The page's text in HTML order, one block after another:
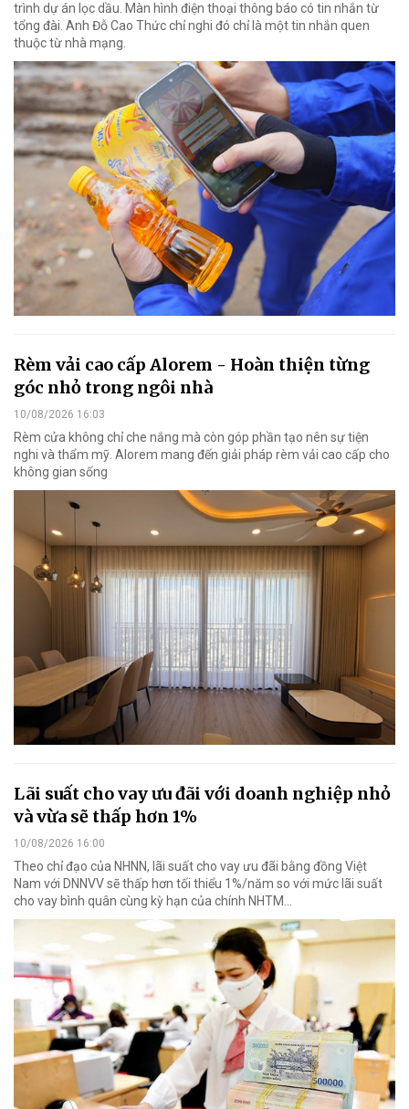
trình dự án lọc dầu. Màn hình điện thoại thông báo có tin nhắn từ
tổng đài. Anh Đỗ Cao Thức chỉ nghi đó chỉ là một tin nhắn quen
thuộc từ nhà mạng.
Rèm vải cao cấp Alorem - Hoàn thiện từng
góc nhỏ trong ngôi nhà
10/08/2026 16:03
Rèm cửa không chỉ che nắng mà còn góp phần tạo nên sự tiện
nghi và thẩm mỹ. Alorem mang đến giải pháp rèm vải cao cấp cho
không gian sống
Lãi suất cho vay ưu đãi với doanh nghiệp nhỏ
và vừa sẽ thấp hơn 1%
10/08/2026 16:00
Theo chỉ đạo của NHNN, lãi suất cho vay ưu đãi bằng đồng Việt
Nam với DNNVV sẽ thấp hơn tối thiểu 1%/năm so với mức lãi suất
cho vay bình quân cùng kỳ hạn của chính NHTM...